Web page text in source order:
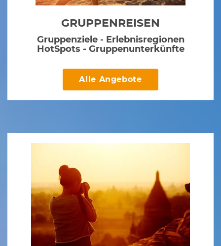
GRUPPENREISEN
Gruppenziele - Erlebnisregionen
HotSpots - Gruppenunterkünfte
Alle Angebote